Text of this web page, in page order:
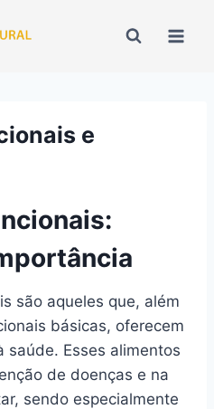
e
são aqueles que, além
básicas, oferecem
saúde. Esses alimentos
de doenças e na
sendo especialmente